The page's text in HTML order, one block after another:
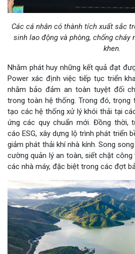
Các cá nhân có thành tích xuất sắc
sinh lao động và phòng, chống cháy
khen.
Nhằm phát huy những kết quả đạt
Power xác định việc tiếp tục triển
nhằm bảo đảm an toàn tuyệt đối
trong toàn hệ thống. Trong đó, trọng
tạo các hệ thống xử lý khói thải tại
ứng các quy chuẩn mới. Đồng thời,
cáo ESG, xây dựng lộ trình phát triển
giảm phát thải khí nhà kính. Song
cường quản lý an toàn, siết chặt
các nhà máy, đặc biệt trong các đợt